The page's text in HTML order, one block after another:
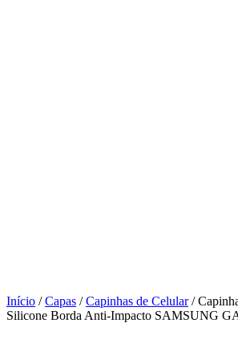
Início /Capas /Capinhas de Celular/
Silicone Borda Anti-Impacto SAMSUNG